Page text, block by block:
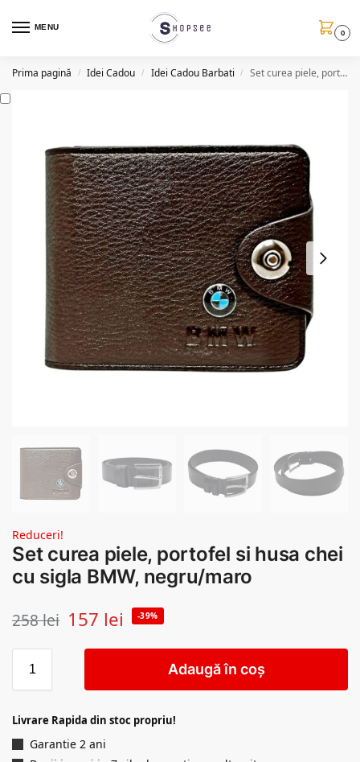
MENU
0
Prima pagină / Idei Cadou / Idei Cadou Barbati / Set curea piele, portofel si husa chei cu sigla BMW, negru/maro
Reduceri!
Set curea piele, portofel si husa chei
cu sigla BMW, negru/maro
258lei 157 lei -39%
Adaugă în coș
Livrare Rapida din stoc propriu!
Garantie 2 ani